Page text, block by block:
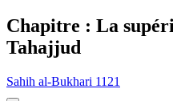
Chapitre : La
Tahajjud
Sahih al-Bukhari 1121